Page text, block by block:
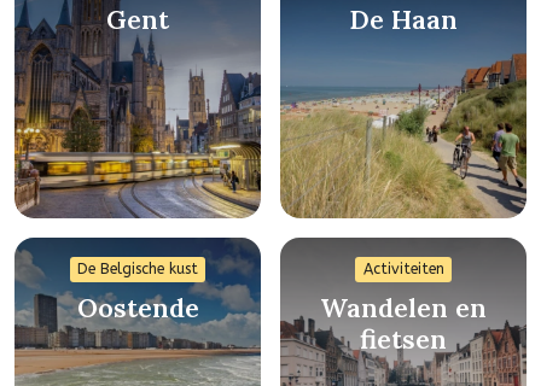
Gent De Haan
De Belgische kust
Oostende
Activiteiten
Wandelen en
fietsen